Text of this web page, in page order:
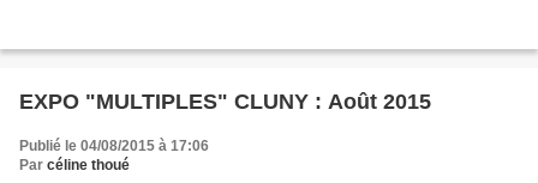
EXPO "MULTIPLES" CLUNY : Août 2015
Publié le 04/08/2015 à 17:06
Par céline thoué